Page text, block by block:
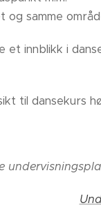
og samme
et innblikk i
til dansekurs